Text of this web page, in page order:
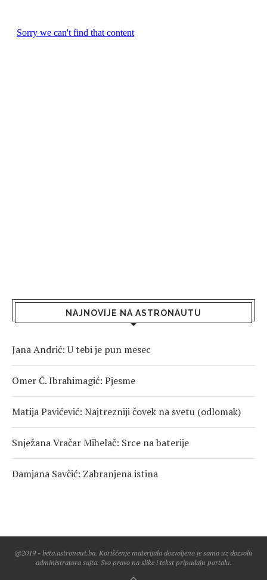
NAJNOVIJE NA ASTRONAUTU
Jana Andrić: U tebi je pun mesec
Omer Ć. Ibrahimagić: Pjesme
Matija Pavićević: Najtrezniji čovek na svetu (odlomak)
Snježana Vračar Mihelač: Srce na baterije
Damjana Savčić: Zabranjena istina
@2019 - beta.astronaut.ba. Korišćenje materijala dozvoljeno je samo uz dozvolu
administratora sajta. Svo pravo na slike i tekst pripadaju portalu.